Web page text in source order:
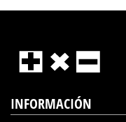
INFORMACIÓN